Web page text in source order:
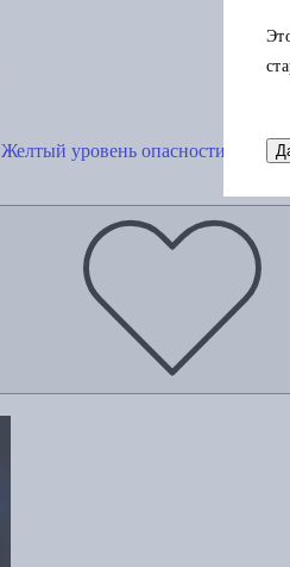
Желтый уровень опасности